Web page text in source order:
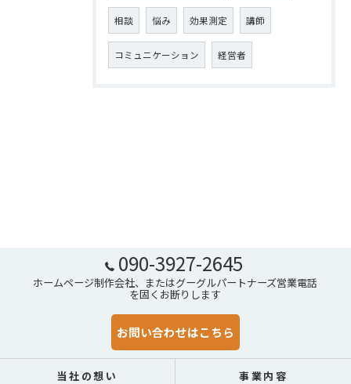
相談 悩み 効果測定 講師
コミュニケーション 経営者
090-3927-2645
ホームページ制作会社、またはグーグルパートナーズ営業電話
を固くお断りします
お問い合わせはこちら
当社の想い 事業内容